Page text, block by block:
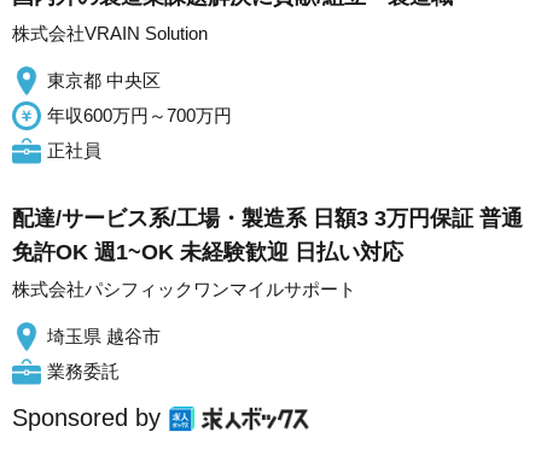
株式会社VRAIN Solution
東京都 中央区
年収600万円～700万円
正社員
配達/サービス系/工場・製造系 日額3 3万円保証 普通
免許OK 週1~OK 未経験歓迎 日払い対応
株式会社パシフィックワンマイルサポート
埼玉県 越谷市
業務委託
Sponsored by